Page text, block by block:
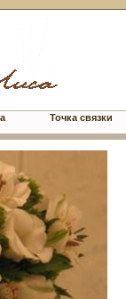
Точка связки